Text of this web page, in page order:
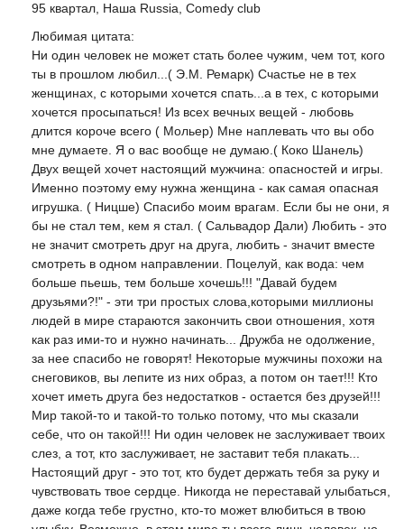
95 квартал, Наша Russia, Comedy club
Любимая цитата:
Ни один человек не может стать более чужим, чем тот, кого
ты в прошлом любил...( Э.М. Ремарк) Счастье не в тех
женщинах, с которыми хочется спать...а в тех, с которыми
хочется просыпаться! Из всех вечных вещей - любовь
длится короче всего ( Мольер) Мне наплевать что вы обо
мне думаете. Я о вас вообще не думаю.( Коко Шанель)
Двух вещей хочет настоящий мужчина: опасностей и игры.
Именно поэтому ему нужна женщина - как самая опасная
игрушка. ( Ницше) Спасибо моим врагам. Если бы не они, я
бы не стал тем, кем я стал. ( Сальвадор Дали) Любить - это
не значит смотреть друг на друга, любить - значит вместе
смотреть в одном направлении. Поцелуй, как вода: чем
больше пьешь, тем больше хочешь!!! "Давай будем
друзьями?!" - эти три простых слова,которыми миллионы
людей в мире стараются закончить свои отношения, хотя
как раз ими-то и нужно начинать... Дружба не одолжение,
за нее спасибо не говорят! Некоторые мужчины похожи на
снеговиков, вы лепите из них образ, а потом он тает!!! Кто
хочет иметь друга без недостатков - остается без друзей!!!
Мир такой-то и такой-то только потому, что мы сказали
себе, что он такой!!! Ни один человек не заслуживает твоих
слез, а тот, кто заслуживает, не заставит тебя плакать...
Настоящий друг - это тот, кто будет держать тебя за руку и
чувствовать твое сердце. Никогда не переставай улыбаться,
даже когда тебе грустно, кто-то может влюбиться в твою